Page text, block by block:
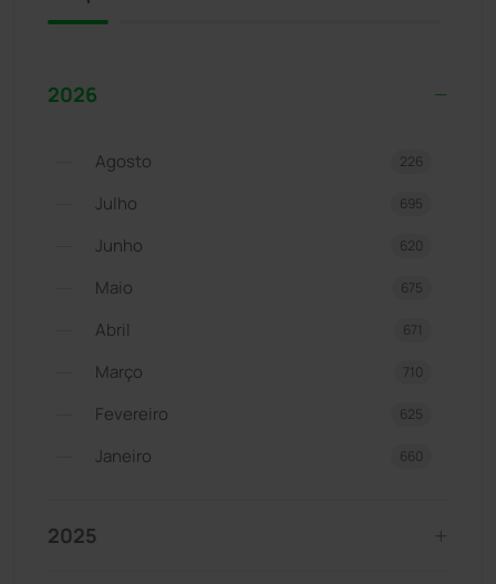
2026
Agosto 226
Julho 695
Junho 620
Maio 675
Abril 671
Março 710
Fevereiro 625
Janeiro 660
2025